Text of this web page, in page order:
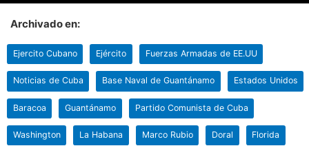
Archivado en:
Ejercito Cubano Ejército Fuerzas Armadas de EE.UU
Noticias de Cuba Base Naval de Guantánamo Estados Unidos
Baracoa Guantánamo Partido Comunista de Cuba
Washington La Habana Marco Rubio Doral Florida